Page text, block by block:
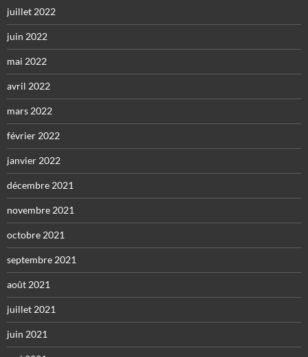
juillet 2022
juin 2022
mai 2022
avril 2022
mars 2022
février 2022
janvier 2022
décembre 2021
novembre 2021
octobre 2021
septembre 2021
août 2021
juillet 2021
juin 2021